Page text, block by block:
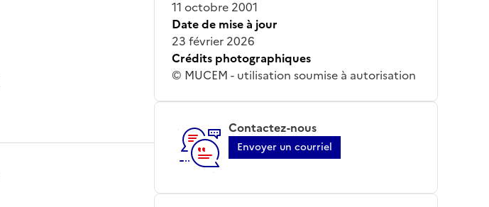
11 octobre 2001
Date de mise à jour
23 février 2026
Crédits photographiques
© MUCEM - utilisation soumise à autorisation
Contactez-nous
Envoyer un courriel